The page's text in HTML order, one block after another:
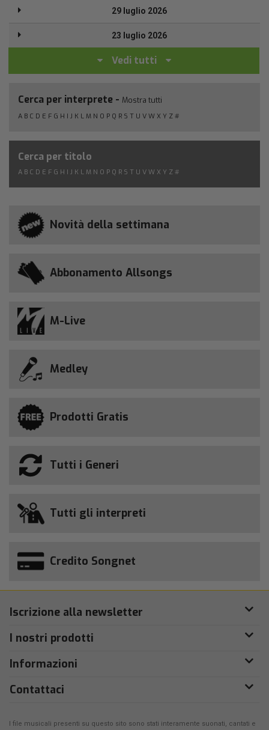
29 luglio 2026
23 luglio 2026
Vedi tutti
Cerca per interprete - Mostra tutti
A B C D E F G H I J K L M N O P Q R S T U V W X Y Z #
Cerca per titolo
A B C D E F G H I J K L M N O P Q R S T U V W X Y Z #
Novità della settimana
Abbonamento Allsongs
M-Live
Medley
Prodotti Gratis
Tutti i Generi
Tutti gli interpreti
Credito Songnet
Iscrizione alla newsletter
I nostri prodotti
Informazioni
Contattaci
I file musicali presenti su questo sito sono stati interamente suonati, cantati e